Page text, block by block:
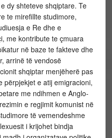
dy shteteve shqiptare. Te
te mirefillte studimore,
e Re dhe e
me kontribute te çmuara
në baze te fakteve dhe
arrinë të vendosë
shqiptar menjëherë pas
përpjekjet e atij emigracioni,
me ndihmen e Anglo-
e regjimit komunist në
të vemendeshme
i krijohet bindja